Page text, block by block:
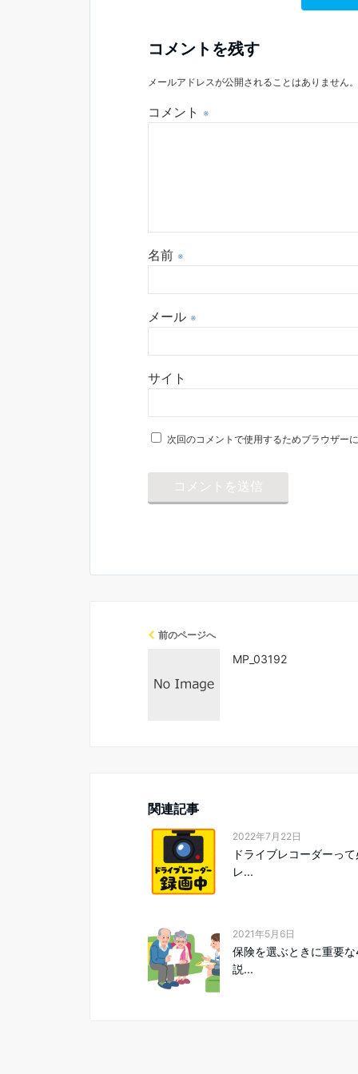
コメントを残す
メールアドレスが公開されることはありません。
コメント ※
名前 ※
メール ※
サイト
次回のコメントで使用するためブラウザー
前のページへ
MP_03192
関連記事
2022年7月22日
ドライブレコーダーっ
レ...
2021年5月6日
保険を選ぶときに重要
説...